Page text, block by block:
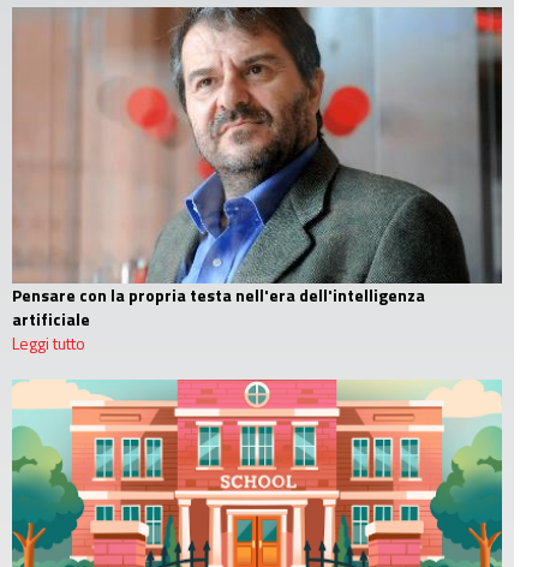
Pensare con la propria testa nell'era dell'intelligenza
artificiale
Leggi tutto